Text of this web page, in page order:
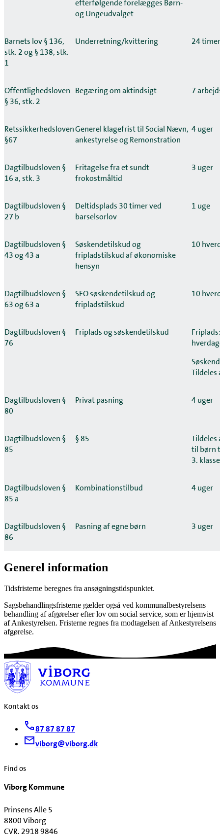
efterfølgende forelægges Børn-
og Ungeudvalget
Barnets lov § 136,
stk. 2 og § 138, stk.
1
Underretning/kvittering 24 timer
Offentlighedsloven
§ 36, stk. 2
Begæring om aktindsigt 7
Retssikkerhedsloven
§67
Generel klagefrist til Social Nævn,
ankestyrelse og Remonstration
4 uger
Dagtilbudsloven §
16 a, stk. 3
Fritagelse fra et sundt
frokostmåltid
3 uger
Dagtilbudsloven §
27 b
Deltidsplads 30 timer ved
barselsorlov
1 uge
Dagtilbudsloven §
43 og 43 a
Søskendetilskud og
fripladstilskud af økonomiske
hensyn
10
Dagtilbudsloven §
63 og 63 a
SFO søskendetilskud og
fripladstilskud
10
Dagtilbudsloven §
76
Friplads og søskendetilskud
Dagtilbudsloven §
80
Privat pasning 4 uger
Dagtilbudsloven §
85
§ 85
til børn
3. klasse
Dagtilbudsloven §
85 a
Kombinationstilbud 4 uger
Dagtilbudsloven §
86
Pasning af egne børn 3 uger
Generel information
Tidsfristerne beregnes fra ansøgningstidspunktet.
Sagsbehandlingsfristerne gælder også ved kommunalbestyrelsens
behandling af afgørelser efter lov om social service, som er hjemvist
af Ankestyrelsen. Fristerne regnes fra modtagelsen af Ankestyrelsens
afgørelse.
Kontakt os
87 87 87 87
viborg@viborg.dk
Find os
Viborg Kommune
Prinsens Alle 5
8800 Viborg
CVR. 2918 9846